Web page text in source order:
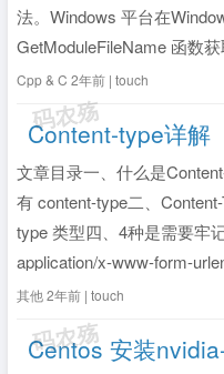
法。Windows 平台在
GetModuleFileName 函数
径）。#include
Cpp & C 2年前 | touch
Content-type详解
文章目录一、什么是
有 content-type二、
type 类型四、4种是需要牢
application/x-www-form-
全文》
其他2年前 | touch
Centos 安装